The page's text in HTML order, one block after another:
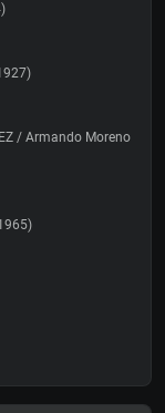
/ Armando Moreno